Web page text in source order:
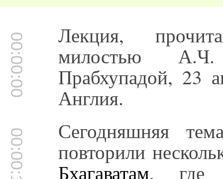
00:00:00 Лекция,
милостью А.Ч.
Прабхупадой, 23
Англия.
00:00:17 Сегодняшняя
повторили
Бхагаватам, где